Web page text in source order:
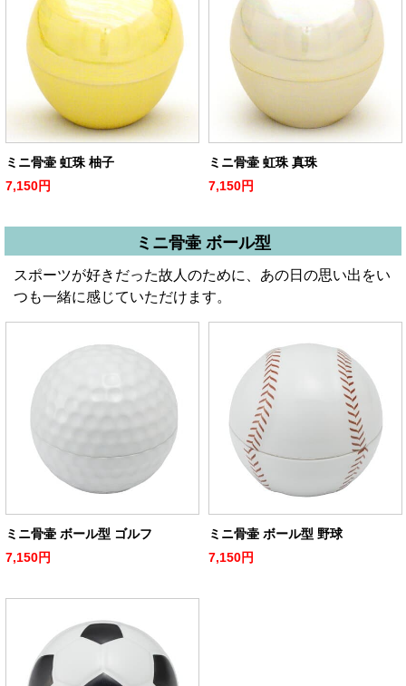
ミニ骨壷 虹珠 柚子
7,150円
ミニ骨壷 虹珠 真珠
7,150円
ミニ骨壷 ボール型
スポーツが好きだった故人のために、あの日の思い出をい
つも一緒に感じていただけます。
ミニ骨壷 ボール型 ゴルフ
7,150円
ミニ骨壷 ボール型 野球
7,150円